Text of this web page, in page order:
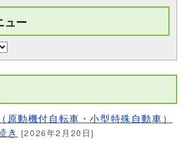
ュー
原動機付自転車・小型特殊自動車）
き [2026年2月20日]